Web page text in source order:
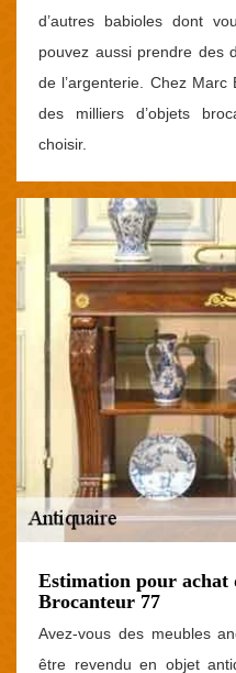
d’autres babioles dont
pouvez aussi prendre des
de l’argenterie. Chez
des milliers d’objets
choisir.
Estimation pour achat
Brocanteur 77
Avez-vous des meubles
être revendu en objet